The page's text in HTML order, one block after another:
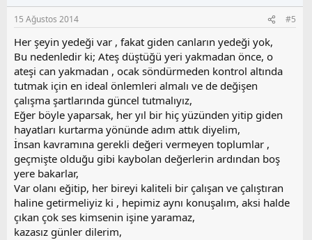
15 Ağustos 2014 #5
Her şeyin yedeği var , fakat giden canların yedeği yok,
Bu nedenledir ki; Ateş düştüğü yeri yakmadan önce, o
ateşi can yakmadan , ocak söndürmeden kontrol altında
tutmak için en ideal önlemleri almalı ve de değişen
çalışma şartlarında güncel tutmalıyız,
Eğer böyle yaparsak, her yıl bir hiç yüzünden yitip giden
hayatları kurtarma yönünde adım attık diyelim,
İnsan kavramına gerekli değeri vermeyen toplumlar ,
geçmişte olduğu gibi kaybolan değerlerin ardından boş
yere bakarlar,
Var olanı eğitip, her bireyi kaliteli bir çalışan ve çalıştıran
haline getirmeliyiz ki , hepimiz aynı konuşalım, aksi halde
çıkan çok ses kimsenin işine yaramaz,
kazasız günler dilerim,